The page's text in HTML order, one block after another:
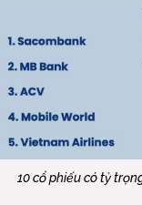
10 cổ phiếu có tỷ